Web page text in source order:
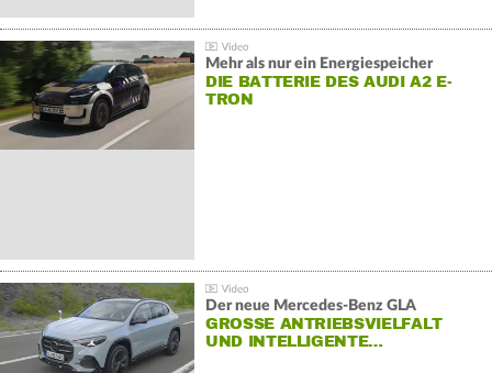
Mehr als nur ein Energiespeicher
DIE BATTERIE DES AUDI A2 E-
TRON
Der neue Mercedes-Benz GLA
GROSSE ANTRIEBSVIELFALT U
ND INTELLIGENTE…